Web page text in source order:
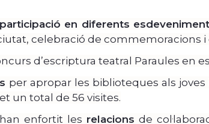
participació en diferents
celebració de commemoracions i
d’escriptura teatral Paraules en
per apropar les biblioteques als
un total de 56 visites.
enfortit les relacions de